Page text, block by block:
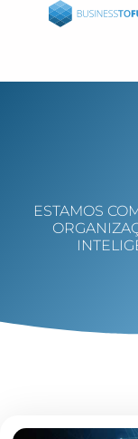
ESTAMOS